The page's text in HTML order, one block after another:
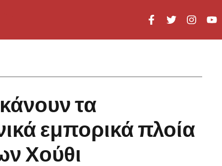
τα
εμπορικά πλοία
Χούθι